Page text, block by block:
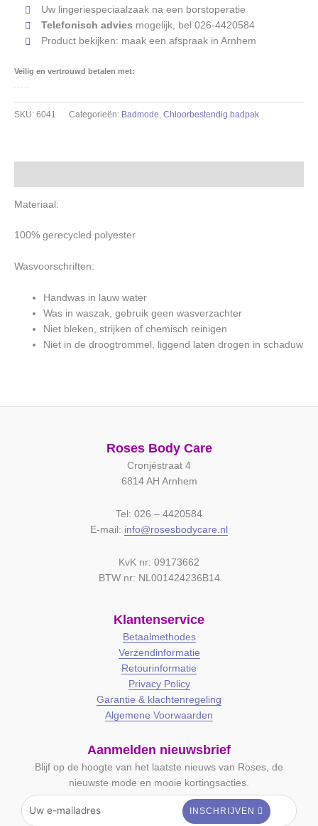
paars
aantal
Uw lingeriespeciaalzaak na een borstoperatie
Telefonisch advies mogelijk, bel 026-4420584
Product bekijken: maak een afspraak in Arnhem
Veilig en vertrouwd betalen met:
SKU: 6041 Categorieën: Badmode, Chloorbestendig badpak
Materiaal:
100% gerecycled polyester
Wasvoorschriften:
Handwas in lauw water
Was in waszak, gebruik geen wasverzachter
Niet bleken, strijken of chemisch reinigen
Niet in de droogtrommel, liggend laten drogen in schaduw
Roses Body Care
Cronjéstraat 4
6814 AH Arnhem
Tel: 026 – 4420584
E-mail: info@rosesbodycare.nl
KvK nr: 09173662
BTW nr: NL001424236B14
Klantenservice
Betaalmethodes
Verzendinformatie
Retourinformatie
Privacy Policy
Garantie & klachtenregeling
Algemene Voorwaarden
Aanmelden nieuwsbrief
Blijf op de hoogte van het laatste nieuws van Roses, de
nieuwste mode en mooie kortingsacties.